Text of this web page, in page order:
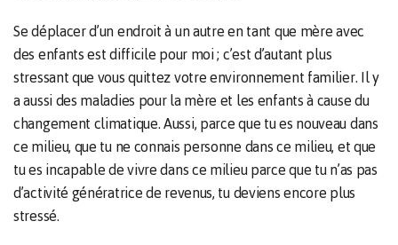
Se déplacer d’un endroit à un autre en tant que mère avec
des enfants est difficile pour moi ; c’est d’autant plus
stressant que vous quittez votre environnement familier. Il y
a aussi des maladies pour la mère et les enfants à cause du
changement climatique. Aussi, parce que tu es nouveau dans
ce milieu, que tu ne connais personne dans ce milieu, et que
tu es incapable de vivre dans ce milieu parce que tu n’as pas
d’activité génératrice de revenus, tu deviens encore plus
stressé.